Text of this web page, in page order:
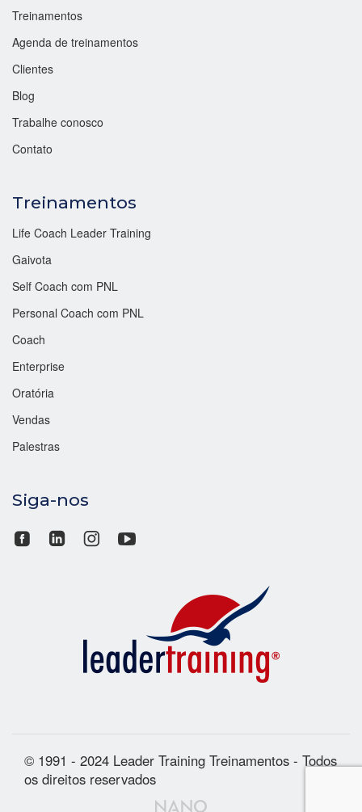
Treinamentos
Agenda de treinamentos
Clientes
Blog
Trabalhe conosco
Contato
Treinamentos
Life Coach Leader Training
Gaivota
Self Coach com PNL
Personal Coach com PNL
Coach
Enterprise
Oratória
Vendas
Palestras
Siga-nos
© 1991 - 2024 Leader Training Treinamentos - Todos
os direitos reservados